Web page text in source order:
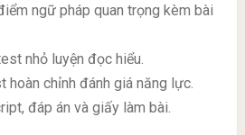
ngữ pháp quan trọng kèm bài
nhỏ luyện đọc hiểu.
hoàn chỉnh đánh giá năng lực.
đáp án và giấy làm bài.